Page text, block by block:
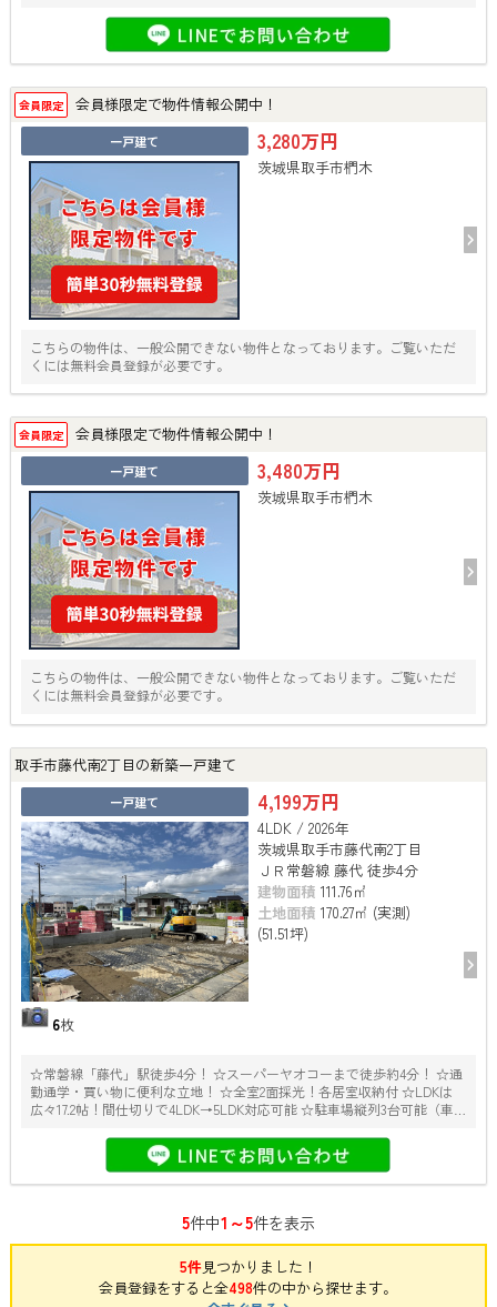
会員限定 会員様限定で物件情報公開中！
一戸建て 3,280万円
茨城県取手市椚木
こちらの物件は、一般公開できない物件となっております。ご覧いただ
くには無料会員登録が必要です。
会員限定 会員様限定で物件情報公開中！
一戸建て 3,480万円
茨城県取手市椚木
こちらの物件は、一般公開できない物件となっております。ご覧いただ
くには無料会員登録が必要です。
取手市藤代南2丁目の新築一戸建て
一戸建て
6枚
4,199万円
4LDK / 2026年
茨城県取手市藤代南2丁目
ＪＲ常磐線 藤代 徒歩4分
建物面積 111.76㎡
土地面積 170.27㎡ (実測)
(51.51坪)
☆常磐線「藤代」駅徒歩4分！ ☆スーパーヤオコーまで徒歩約4分！ ☆通
勤通学・買い物に便利な立地！ ☆全室2面採光！各居室収納付 ☆LDKは
広々17.2帖！間仕切りで4LDK→5LDK対応可能 ☆駐車場縦列3台可能（車
5件中1～5件を表示
5件見つかりました！
会員登録をすると全498件の中から探せます。